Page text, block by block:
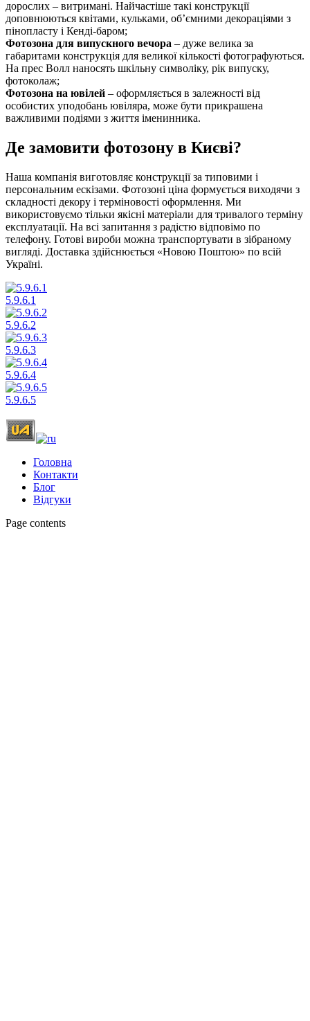
дорослих – витримані. Найчастіше такі конструкції
доповнюються квітами, кульками, об’ємними декораціями з
пінопласту і Кенді-баром;
Фотозона для випускного вечора – дуже велика за
габаритами конструкція для великої кількості фотографуються.
На прес Волл наносять шкільну символіку, рік випуску,
фотоколаж;
Фотозона на ювілей – оформляється в залежності від
особистих уподобань ювіляра, може бути прикрашена
важливими подіями з життя іменинника.
Де замовити фотозону в Києві?
Наша компанія виготовляє конструкції за типовими і
персональним ескізами. Фотозоні ціна формується виходячи з
складності декору і терміновості оформлення. Ми
використовуємо тільки якісні матеріали для тривалого терміну
експлуатації. На всі запитання з радістю відповімо по
телефону. Готові вироби можна транспортувати в зібраному
вигляді. Доставка здійснюється «Новою Поштою» по всій
Україні.
5.9.6.1
5.9.6.2
5.9.6.3
5.9.6.4
5.9.6.5
Головна
Контакти
Блог
Відгуки
Page contents